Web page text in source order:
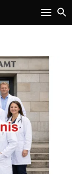
Toggle